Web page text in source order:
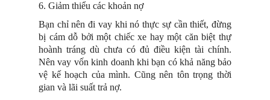
6. Giảm thiểu các khoản nợ
Bạn chỉ nên đi vay khi nó thực sự cần thiết, đừng
bị cám dỗ bởi một chiếc xe hay một căn biệt thự
hoành tráng dù chưa có đủ điều kiện tài chính.
Nên vay vốn kinh doanh khi bạn có khả năng bảo
vệ kế hoạch của mình. Cũng nên tôn trọng thời
gian và lãi suất trả nợ.